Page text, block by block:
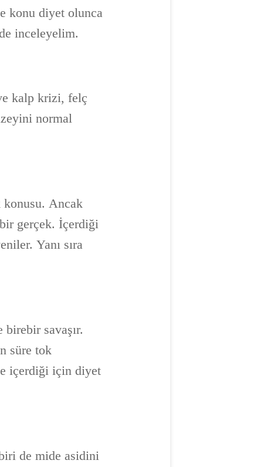
konu diyet olunca
inceleyelim.
kalp krizi, felç
normal
Ancak
gerçek. İçerdiği
Yanı sıra
birebir savaşır.
süre tok
içerdiği için diyet
de mide asidini